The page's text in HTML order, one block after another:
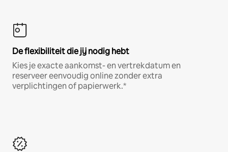
De flexibiliteit die jij nodig hebt
Kies je exacte aankomst- en vertrekdatum en
reserveer eenvoudig online zonder extra
verplichtingen of papierwerk.*